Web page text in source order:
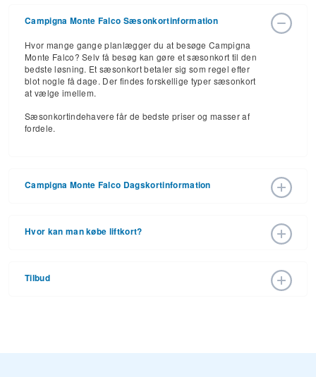
Campigna Monte Falco Sæsonkortinformation
Hvor mange gange planlægger du at besøge Campigna
Monte Falco? Selv få besøg kan gøre et sæsonkort til den
bedste løsning. Et sæsonkort betaler sig som regel efter
blot nogle få dage. Der findes forskellige typer sæsonkort
at vælge imellem.
Sæsonkortindehavere får de bedste priser og masser af
fordele.
Campigna Monte Falco Dagskortinformation
pister og 2 lifte er der masser at se frem til.
og antallet af skidage. Nogle skiområder bruger dynamisk
Hvor kan man købe liftkort?
+39 0543 980051.
Tilbud